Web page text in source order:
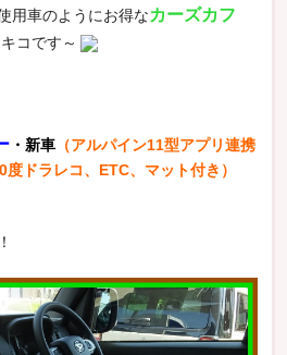
用車のようにお得なカーズカフ
コです～
・新車（アルパイン11型アプリ連携
ドラレコ、ETC、マット付き）